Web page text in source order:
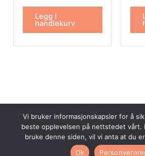
Legg i
handlekurv
© 2026 Undervisningsbyen AS. Alle
Nettsiden er utviklet av
Vi bruker informasjonskapsler for å
beste opplevelsen på nettstedet vårt.
bruke denne siden, vil vi anta at du
Ok